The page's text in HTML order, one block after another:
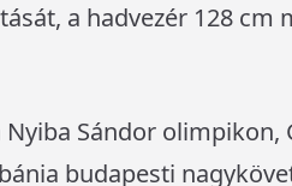
a hadvezér 128 cm
Sándor olimpikon,
budapesti